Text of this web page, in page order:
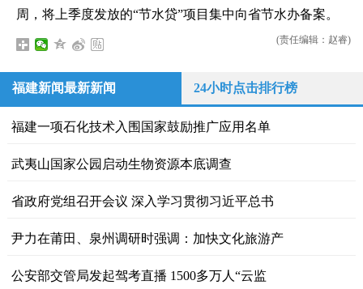
周，将上季度发放的“节水贷”项目集中向省节水办备案。
(责任编辑：赵睿)
福建新闻最新新闻 24小时点击排行榜
福建一项石化技术入围国家鼓励推广应用名单
武夷山国家公园启动生物资源本底调查
省政府党组召开会议 深入学习贯彻习近平总书
尹力在莆田、泉州调研时强调：加快文化旅游产
公安部交管局发起驾考直播 1500多万人“云监